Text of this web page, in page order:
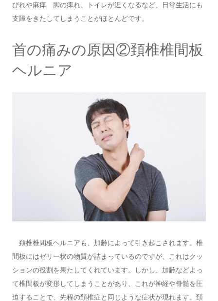
びれや麻痺 脚の痺れ、トイレが近くなるなど、日常生活にも
支障をきたしてしまうことがほとんどです。
首の痛みの原因②頚椎椎間板
ヘルニア
頚椎椎間板ヘルニアも、加齢によって引き起こされます。椎
間板にはゼリー状の物質が詰まっているのですが、これはクッ
ションの役割を果たしてくれています。しかし、加齢などよっ
て椎間板が変形してしまうことがあり、これが神経や脊髄を圧
迫することで、先程の頚椎症と同じような症状が現れます。頚